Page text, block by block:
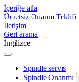
İçeriğe atla
Ücretsiz Onarım Teklifi
İletişim
Geri arama
İngilizce
Spindle servis
Spindle Onarımı